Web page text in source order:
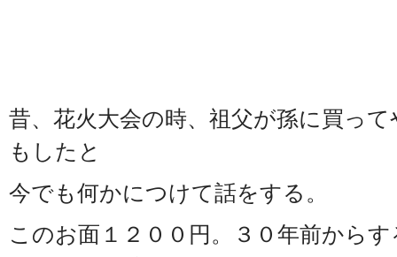
昔、花火大会の時、祖父が孫に買っ
もしたと
今でも何かにつけて話をする。
このお面１２００円。３０年前から